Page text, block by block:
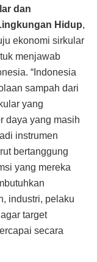
dan
Hidup,
ekonomi sirkular
menjawab
“Indonesia
sampah dari
yang
daya yang masih
instrumen
bertanggung
yang mereka
industri, pelaku
target
secara